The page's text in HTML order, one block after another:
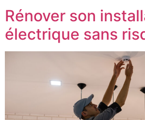
Rénover son
électrique sans